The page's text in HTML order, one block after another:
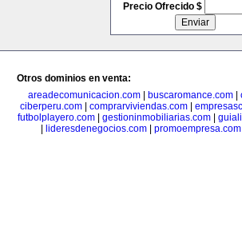
Precio Ofrecido $
Otros dominios en venta:
areadecomunicacion.com| buscaromance.com|
ciberperu.com
comprarviviendas.com
futbolplayero.com| gestioninmobiliarias.com|
lideresdenegocios.com promoempresa.com